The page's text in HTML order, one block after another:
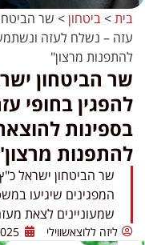
בית>ביטחון> שר
עזה – נשלח לעזה
להתפנות מרצון"
שר הביטחון
להפגין בחופי
בספינות
להתפנות
שר הביטחון ישראל
המפגינים שיגיעו
שמעוניינים לצאת
ליזה ללוצאשווילי